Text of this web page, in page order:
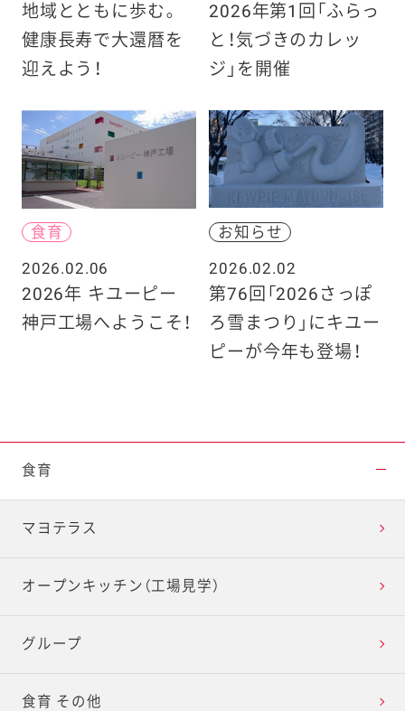
地域とともに歩む。
健康長寿で大還暦を
迎えよう！
2026年第1回「ふらっ
と！気づきのカレッ
ジ」を開催
食育
2026.02.06
2026年 キユーピー
神戸工場へようこそ！
お知らせ
2026.02.02
第76回「2026さっぽ
ろ雪まつり」にキユー
ピーが今年も登場！
食育
マヨテラス
オープンキッチン（工場見学）
グループ
食育 その他